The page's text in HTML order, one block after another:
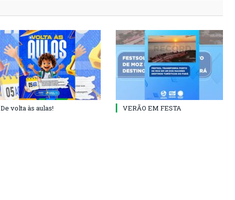
De volta às aulas! VERÃO EM FESTA